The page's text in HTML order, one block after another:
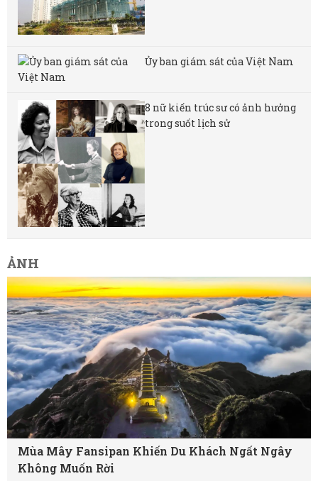
Ủy ban giám sát của Việt Nam
8 nữ kiến ​​trúc sư có ảnh hưởng
trong suốt lịch sử
ẢNH
Mùa Mây Fansipan Khiến Du Khách Ngất Ngây
Không Muốn Rời